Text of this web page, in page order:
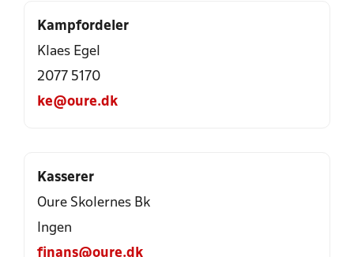
Kampfordeler
Klaes Egel
2077 5170
ke@oure.dk
Kasserer
Oure Skolernes Bk
Ingen
finans@oure.dk